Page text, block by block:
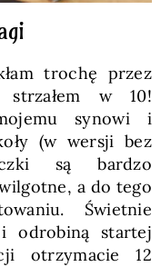
trochę przez
strzałem w 10!
synowi i
(w wersji bez
są bardzo
a do tego
Świetnie
i odrobiną startej
otrzymacie 12